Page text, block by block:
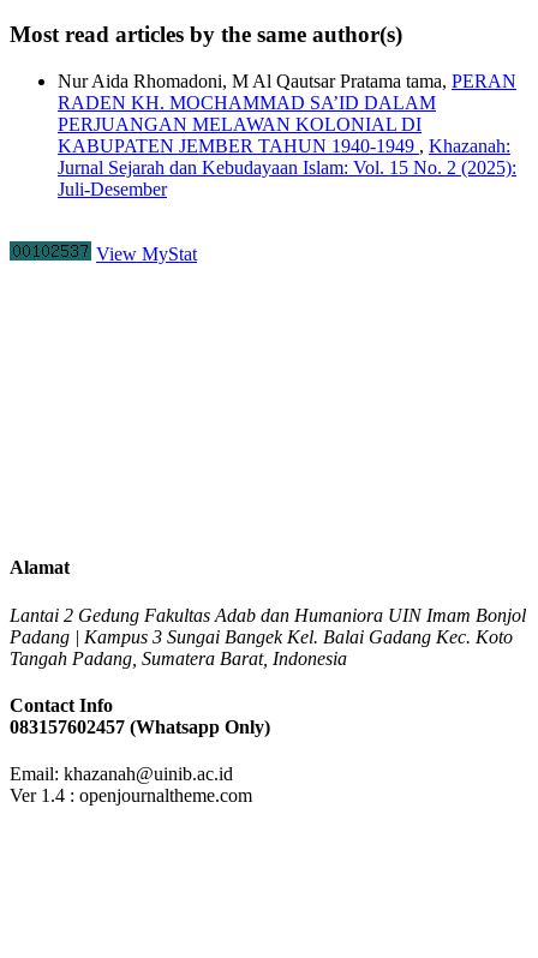
Most read articles by the same author(s)
Nur Aida Rhomadoni, M Al Qautsar Pratama tama, PERAN
RADEN KH. MOCHAMMAD SA’ID DALAM
PERJUANGAN MELAWAN KOLONIAL DI
KABUPATEN JEMBER TAHUN 1940-1949 , Khazanah:
Jurnal Sejarah dan Kebudayaan Islam: Vol. 15 No. 2 (2025):
Juli-Desember
View MyStat
Alamat
Lantai 2 Gedung Fakultas Adab dan Humaniora UIN Imam Bonjol
Padang | Kampus 3 Sungai Bangek Kel. Balai Gadang Kec. Koto
Tangah Padang, Sumatera Barat, Indonesia
Contact Info
083157602457 (Whatsapp Only)
Email: khazanah@uinib.ac.id
Ver 1.4 : openjournaltheme.com